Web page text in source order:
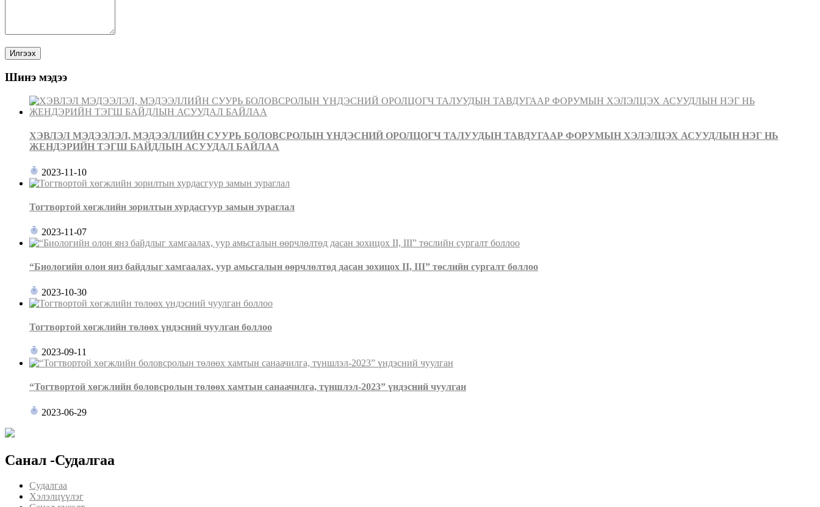
Шинэ мэдээ
ХЭВЛЭЛ МЭДЭЭЛЭЛ, МЭДЭЭЛЛИЙН СУУРЬ БОЛОВСРОЛЫН ҮНДЭСНИЙ ОРОЛЦОГЧ ТАЛУУДЫН ТАВДУГААР ФОРУМЫН ХЭЛЭЛЦЭХ АСУУДЛЫН НЭГ НЬ
ЖЕНДЭРИЙН ТЭГШ БАЙДЛЫН АСУУДАЛ БАЙЛАА
2023-11-10
Тогтвортой хөгжлийн зорилтын хурдасгуур замын зураглал
2023-11-07
“Биологийн олон янз байдлыг хамгаалах, уур амьсгалын өөрчлөлтөд дасан зохицох II, III” төслийн сургалт боллоо
2023-10-30
Тогтвортой хөгжлийн төлөөх үндэсний чуулган боллоо
2023-09-11
“Тогтвортой хөгжлийн боловсролын төлөөх хамтын санаачилга, түншлэл-2023” үндэсний чуулган
2023-06-29
Санал -Судалгаа
Судалгаа
Хэлэлцүүлэг